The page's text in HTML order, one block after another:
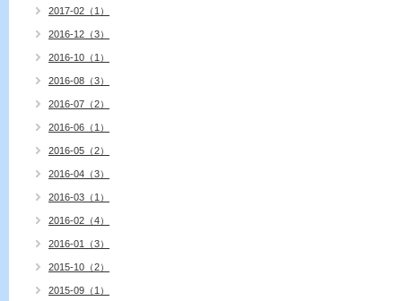
2017-02（1）
2016-12（3）
2016-10（1）
2016-08（3）
2016-07（2）
2016-06（1）
2016-05（2）
2016-04（3）
2016-03（1）
2016-02（4）
2016-01（3）
2015-10（2）
2015-09（1）